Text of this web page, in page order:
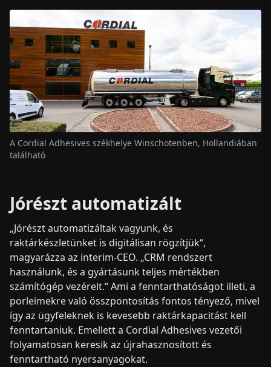
A Cordial Adhesives székhelye Winschotenben, Hollandiában
található
Jórészt automatizált
„Jórészt automatizáltak vagyunk, és
raktárkészletünket is digitálisan rögzítjük“,
magyarázza az interim-CEO. „CRM rendszert
használunk, és a gyártásunk teljes mértékben
számítógép vezérelt.“ Ami a fenntarthatóságot illeti, a
porleimekre való összpontosítás fontos tényező, mivel
így az ügyfeleknek is kevesebb raktárkapacitást kell
fenntartaniuk. Emellett a Cordial Adhesives vezetői
folyamatosan keresik az újrahasznosított és
fenntartható nyersanyagokat.